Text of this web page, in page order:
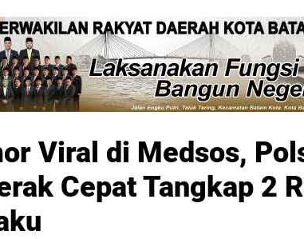
Viral di Medsos,
Cepat Tangkap 2